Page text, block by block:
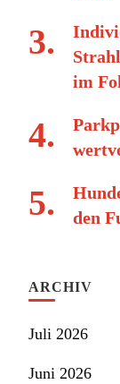
im
den
ARCHIV
Juli 2026
Juni 2026